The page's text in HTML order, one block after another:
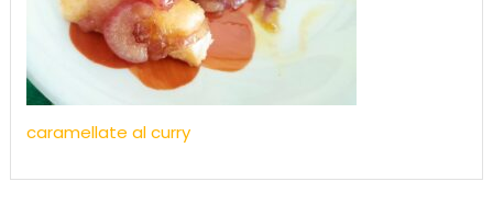
caramellate al curry